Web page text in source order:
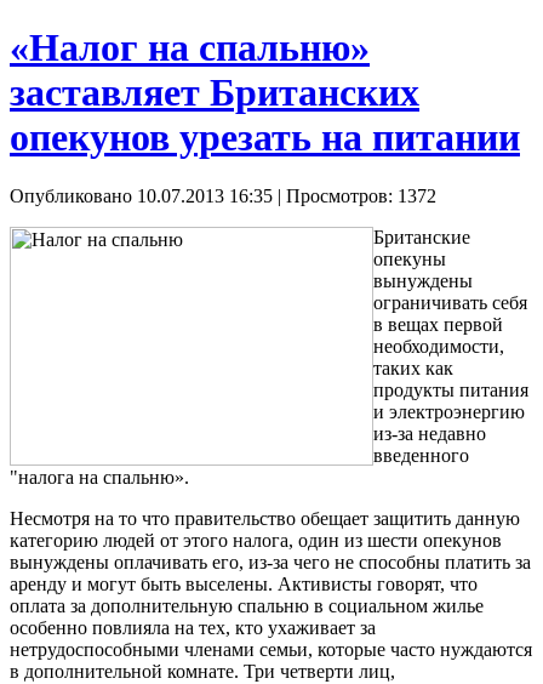
«Налог на спальню»
заставляет Британских
опекунов урезать на питании
Опубликовано 10.07.2013 16:35 | Просмотров: 1372
Британские
опекуны
вынуждены
ограничивать себя
в вещах первой
необходимости,
таких как
продукты питания
и электроэнергию
из-за недавно
введенного
"налога на спальню».
Несмотря на то что правительство обещает защитить данную
категорию людей от этого налога, один из шести опекунов
вынуждены оплачивать его, из-за чего не способны платить за
аренду и могут быть выселены. Активисты говорят, что
оплата за дополнительную спальню в социальном жилье
особенно повлияла на тех, кто ухаживает за
нетрудоспособными членами семьи, которые часто нуждаются
в дополнительной комнате. Три четверти лиц,